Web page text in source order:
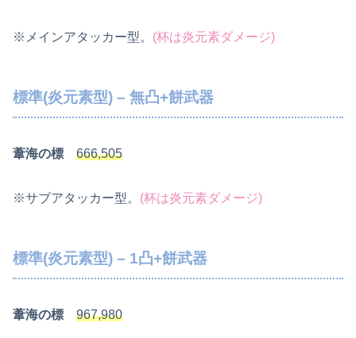
※メインアタッカー型。 (杯は炎元素ダメージ)
標準(炎元素型) – 無凸+餅武器
葦海の標 666,505
※サブアタッカー型。 (杯は炎元素ダメージ)
標準(炎元素型) – 1凸+餅武器
葦海の標 967,980